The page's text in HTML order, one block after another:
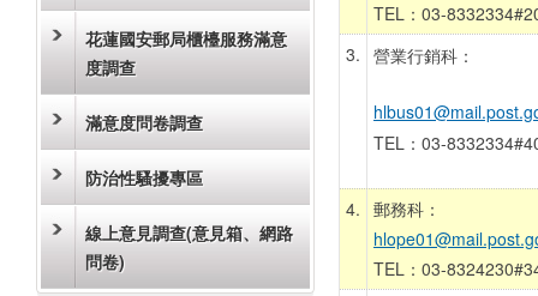
花蓮國安郵局櫃檯服務滿意
度調查
滿意度問卷調查
防治性騷擾專區
線上意見調查(意見箱、網路
問卷)
TEL：03-
3. 營業行銷科：
TEL：03-
4. 郵務科：
TEL：03-